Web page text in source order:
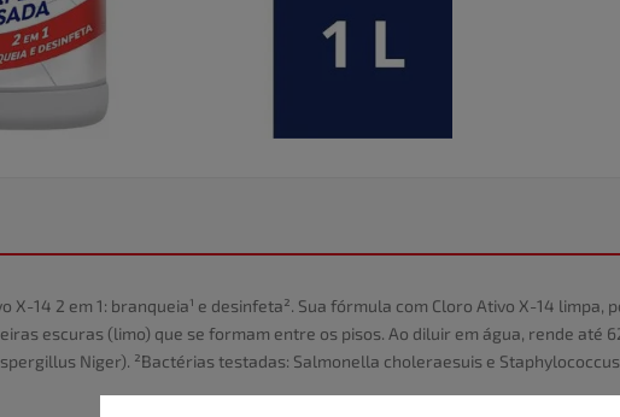
X-14 2 em 1: branqueia¹ e desinfeta². Sua fórmula com Cloro Ativo X-14
escuras (limo) que se formam entre os pisos. Ao diluir em água, rende até
Niger). ²Bactérias testadas: Salmonella choleraesuis e